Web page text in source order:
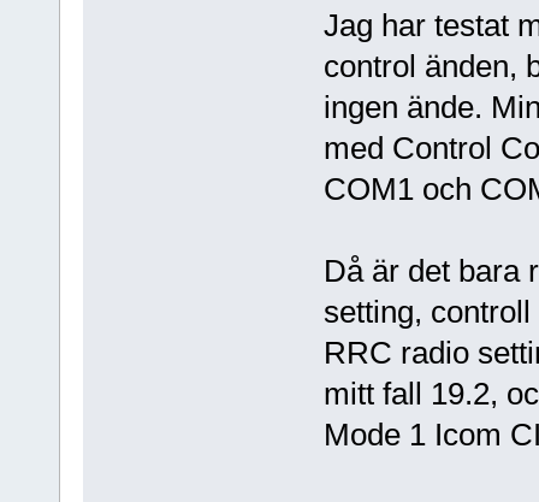
Jag har testat
control änden,
ingen ände.
med Control
COM1 och
Då är det bara
setting,
RRC radio
mitt fall 19.2,
Mode 1 Icom